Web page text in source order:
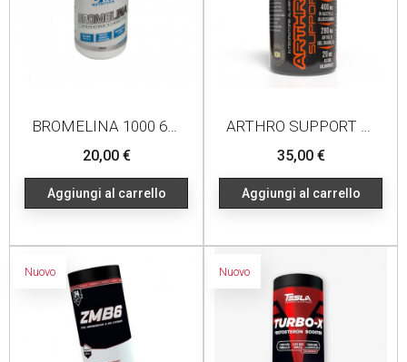
BROMELINA 1000 60 COMPRESSE
Prezzo
20,00 €
Aggiungi al carrello
ARTHRO SUPPORT 60 CPR
Prezzo
35,00 €
Aggiungi al carrello
Nuovo Nuovo